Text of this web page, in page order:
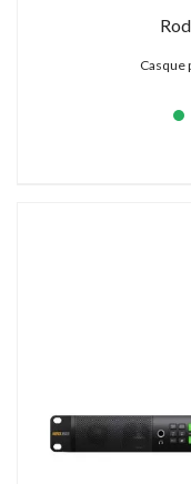
Casque